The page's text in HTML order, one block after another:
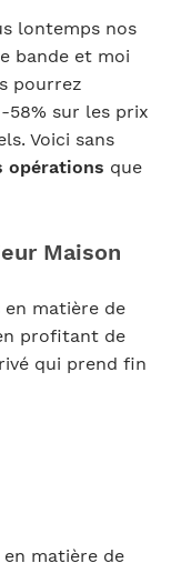
lontemps nos
bande et moi
pourrez
58% sur les prix
Voici sans
opérations que
Maison
en matière de
profitant de
qui prend fin
en matière de